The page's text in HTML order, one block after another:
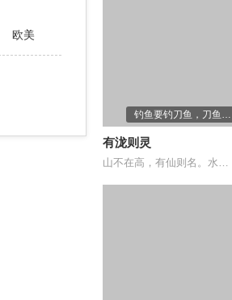
欧美
钓鱼要钓刀鱼，刀鱼要
有泷则灵